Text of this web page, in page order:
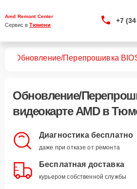
Amd Remont Center
Сервис в Тюмени
+7
Обновление/Перепрошивка
Обновление/
видеокарте AMD в
Диагностика бесплатно
даже при отказе от ремонта
Бесплатная доставка
курьером собственной службы